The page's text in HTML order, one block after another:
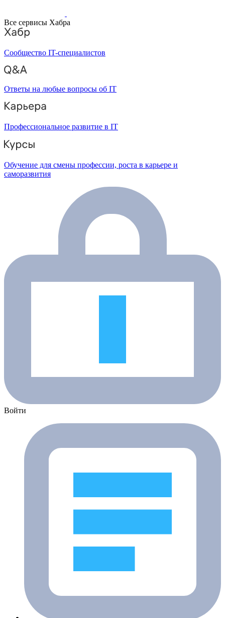
Все сервисы Хабра
Сообщество IT-специалистов
Ответы на любые вопросы об IT
Профессиональное развитие в IT
Обучение для смены профессии, роста в карьере и
саморазвития
Войти